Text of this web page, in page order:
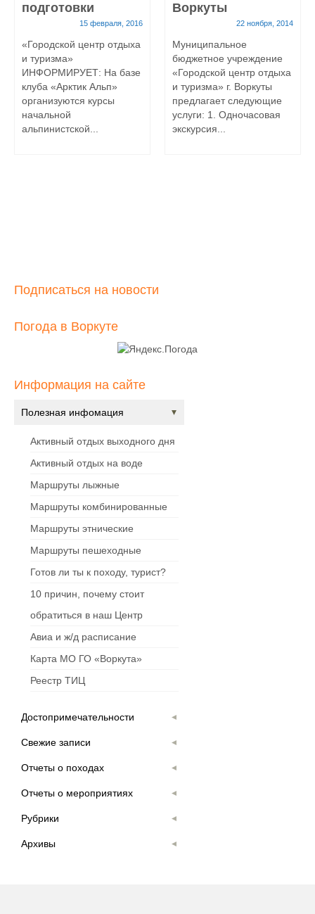
подготовки
15 февраля, 2016
«Городской центр отдыха
и туризма»
ИНФОРМИРУЕТ: На базе
клуба «Арктик Альп»
организуются курсы
начальной
альпинистской...
Воркуты
22 ноября, 2014
Муниципальное
бюджетное учреждение
«Городской центр отдыха
и туризма» г. Воркуты
предлагает следующие
услуги: 1. Одночасовая
экскурсия...
Подписаться на новости
Погода в Воркуте
Информация на сайте
Полезная инфомация
Активный отдых выходного дня
Активный отдых на воде
Маршруты лыжные
Маршруты комбинированные
Маршруты этнические
Маршруты пешеходные
Готов ли ты к походу, турист?
10 причин, почему стоит
обратиться в наш Центр
Авиа и ж/д расписание
Карта МО ГО «Воркута»
Реестр ТИЦ
Достопримечательности
Свежие записи
Отчеты о походах
Отчеты о мероприятиях
Рубрики
Архивы